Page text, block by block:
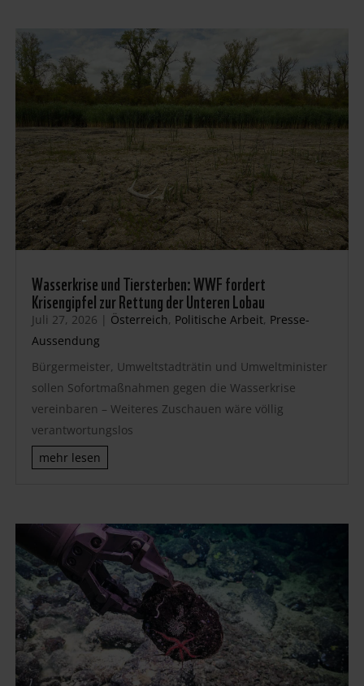
Wasserkrise und Tiersterben: WWF fordert
Krisengipfel zur Rettung der Unteren Lobau
Juli 27, 2026 | Österreich, Politische Arbeit, Presse-
Aussendung
Bürgermeister, Umweltstadträtin und Umweltminister
sollen Sofortmaßnahmen gegen die Wasserkrise
vereinbaren – Weiteres Zuschauen wäre völlig
verantwortungslos
mehr lesen